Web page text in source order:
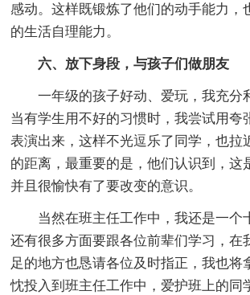
感动。这样既锻炼了他们的动手能力，
的生活自理能力。
六、放下身段，与孩子们做朋友
一年级的孩子好动、爱玩，我充分
当有学生用不好的习惯时，我尝试用夸
表演出来，这样不光逗乐了同学，也拉
的距离，最重要的是，他们认识到，这
并且很愉快有了要改变的意识。
当然在班主任工作中，我还是一个
还有很多方面要跟各位前辈们学习，在
足的地方也恳请各位及时指正，我也将
忱投入到班主任工作中，爱护班上的同